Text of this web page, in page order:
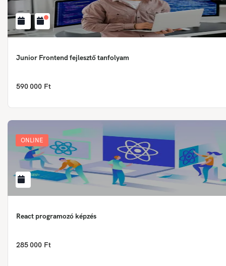
Junior Frontend fejlesztő tanfolyam
590 000 Ft
ONLINE
React programozó képzés
285 000 Ft